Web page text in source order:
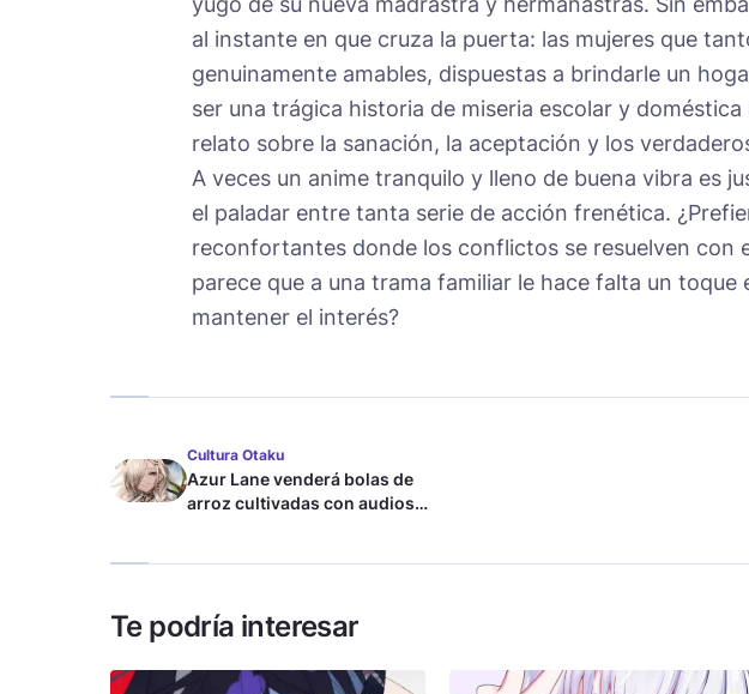
al instante en que cruza la puerta: las mujeres que
genuinamente amables, dispuestas a brindarle un
ser una trágica historia de miseria escolar y
relato sobre la sanación, la aceptación y los
A veces un anime tranquilo y lleno de buena vibra es
el paladar entre tanta serie de acción frenética.
reconfortantes donde los conflictos se resuelven con
parece que a una trama familiar le hace falta un
mantener el interés?
Cultura Otaku
Azur Lane venderá bolas de
arroz cultivadas con audios
Te podría interesar